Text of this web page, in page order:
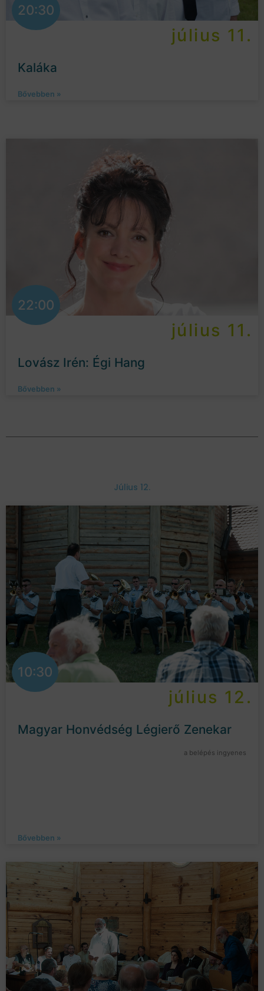
20:30
július 11.
Kaláka
Bővebben »
22:00
július 11.
Lovász Irén: Égi Hang
Bővebben »
Július 12.
10:30
július 12.
Magyar Honvédség Légierő Zenekar
a belépés ingyenes
Bővebben »